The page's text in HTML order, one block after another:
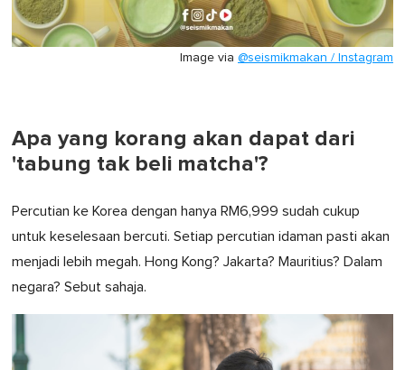
Image via @seismikmakan / Instagram
Apa yang korang akan dapat dari
'tabung tak beli matcha'?
Percutian ke Korea dengan hanya RM6,999 sudah cukup
untuk keselesaan bercuti. Setiap percutian idaman pasti akan
menjadi lebih megah. Hong Kong? Jakarta? Mauritius? Dalam
negara? Sebut sahaja.